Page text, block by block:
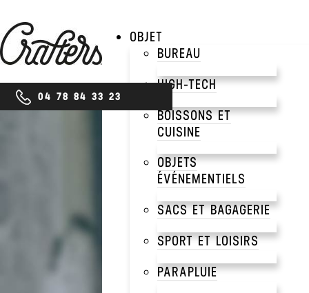
04 78 84 33 23
OBJET
BUREAU
HIGH-TECH
BOISSONS ET
CUISINE
OBJETS
ÉVÉNEMENTIELS
SACS ET BAGAGERIE
SPORT ET LOISIRS
PARAPLUIE
CORPORATE
LES